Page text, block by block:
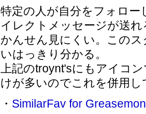
特定の人が自分をフォロ
イレクトメッセージが送
かんせん見にくい。この
いはっきり分かる。
上記のtroynt'sにもアイコ
けが多いのでこれを併用し
・ SimilarFav for